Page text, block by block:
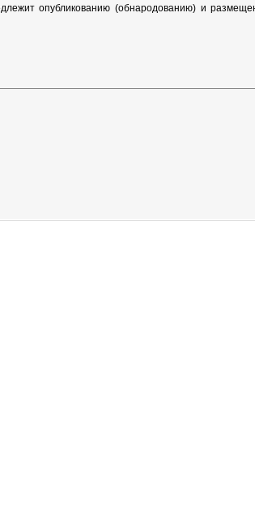
опубликованию (обнародованию) и